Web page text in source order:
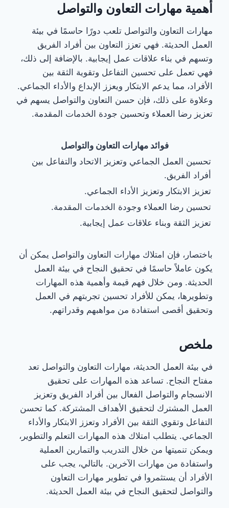
أهمية مهارات التعاون والتواصل
مهارات التعاون والتواصل تلعب دورًا حاسمًا في بيئة
العمل الحديثة. فهي تعزز التعاون بين أفراد الفريق
وتسهم في بناء علاقات عمل إيجابية. بالإضافة إلى ذلك،
فهي تعمل على تحسين التفاعل وتقوية الثقة بين
الأفراد، مما يدعم الابتكار ويعزز الإبداع والأداء الجماعي.
وعلاوة على ذلك، فإن حسن التعاون والتواصل يسهم في
تعزيز رضا العملاء وتحسين جودة الخدمات المقدمة.
فوائد مهارات التعاون والتواصل
تحسين العمل الجماعي وتعزيز الاتحاد والتفاعل بين
أفراد الفريق.
تعزيز الابتكار وتعزيز الأداء الجماعي.
تحسين رضا العملاء وجودة الخدمات المقدمة.
تعزيز الثقة وبناء علاقات عمل إيجابية.
باختصار، فإن امتلاك مهارات التعاون والتواصل يمكن أن
يكون عاملاً حاسمًا في تحقيق النجاح في بيئة العمل
الحديثة. ومن خلال فهم قيمة وأهمية هذه المهارات
وتطويرها، يمكن للأفراد تحسين تجربتهم في العمل
وتحقيق أقصى استفادة من مواهبهم وقدراتهم.
ملخص
في بيئة العمل الحديثة، مهارات التعاون والتواصل تعد
مفتاح النجاح. تساعد هذه المهارات على تحقيق
الانسجام والتواصل الفعال بين أفراد الفريق وتعزيز
العمل المشترك لتحقيق الأهداف المشتركة. كما تحسن
التفاعل وتقوي الثقة بين الأفراد وتعزز الابتكار والأداء
الجماعي. يتطلب امتلاك هذه المهارات التعلم والتطوير،
ويمكن تنميتها من خلال التدريب والتمارين العملية
واستفادة من مهارات الآخرين. بالتالي، يجب على
الأفراد أن يستثمروا في تطوير مهارات التعاون
والتواصل لتحقيق النجاح في بيئة العمل الحديثة.